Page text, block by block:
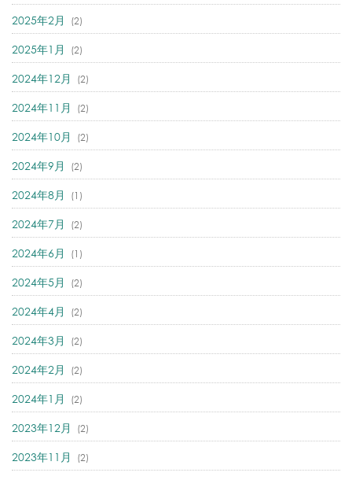
2025年2月 (2)
2025年1月 (2)
2024年12月 (2)
2024年11月 (2)
2024年10月 (2)
2024年9月 (2)
2024年8月 (1)
2024年7月 (2)
2024年6月 (1)
2024年5月 (2)
2024年4月 (2)
2024年3月 (2)
2024年2月 (2)
2024年1月 (2)
2023年12月 (2)
2023年11月 (2)